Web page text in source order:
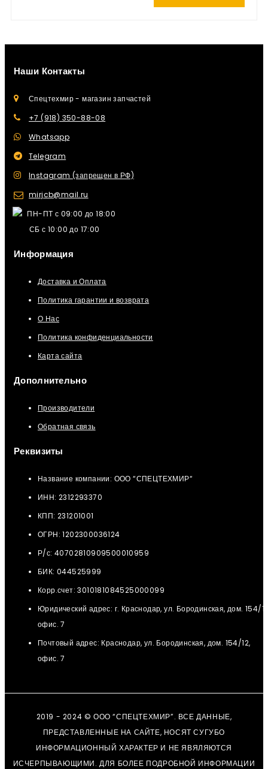
Наши Контакты
Спецтехмир - магазин запчастей
+7 (918) 350-88-08
Whatsapp
Telegram
Instagram (запрещен в РФ)
mirjcb@mail.ru
ПН-ПТ с 09:00 до 18:00
СБ с 10:00 до 17:00
Информация
Доставка и Оплата
Политика гарантии и возврата
О Нас
Политика конфиденциальности
Карта сайта
Дополнительно
Производители
Обратная связь
Реквизиты
Название компании: ООО “СПЕЦТЕХМИР“
ИНН: 2312293370
КПП: 231201001
ОГРН: 1202300036124
Р/с: 40702810909500010959
БИК: 044525999
Корр.счет: 3010181084525000099
Юридический адрес: г. Краснодар, ул. Бородинская, дом. 154/
офис. 7
Почтовый адрес: Краснодар, ул. Бородинская, дом. 154/12,
офис. 7
2019 - 2024 © ООО “СПЕЦТЕХМИР”. ВСЕ ДАННЫЕ,
ПРЕДСТАВЛЕННЫЕ НА САЙТЕ, НОСЯТ СУГУБО
ИНФОРМАЦИОННЫЙ ХАРАКТЕР И НЕ ЯВЯЛЯЮТСЯ
ИСЧЕРПЫВАЮЩИМИ. ДЛЯ БОЛЕЕ ПОДРОБНОЙ ИНФОРМАЦИИ